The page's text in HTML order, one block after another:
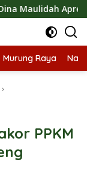
Apresiasi
Murung Raya
PPKM